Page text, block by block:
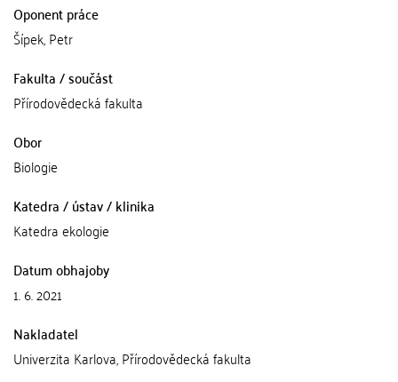
Oponent práce
Šípek, Petr
Fakulta / součást
Přírodovědecká fakulta
Obor
Biologie
Katedra / ústav / klinika
Katedra ekologie
Datum obhajoby
1. 6. 2021
Nakladatel
Univerzita Karlova, Přírodovědecká fakulta